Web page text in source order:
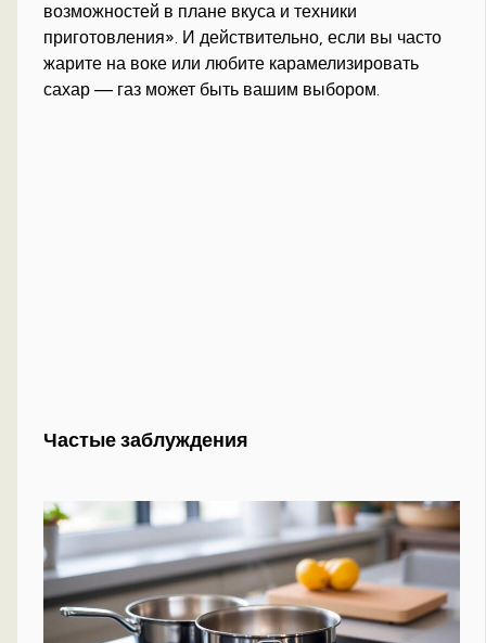
возможностей в плане вкуса и техники
приготовления». И действительно, если вы часто
жарите на воке или любите карамелизировать
сахар — газ может быть вашим выбором.
Частые заблуждения